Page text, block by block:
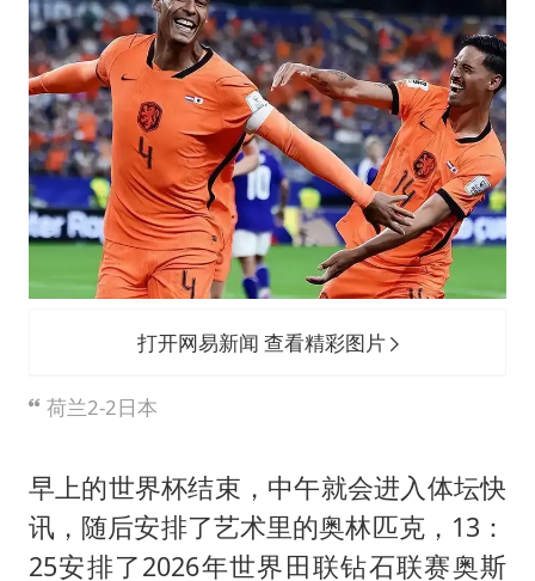
打开网易新闻 查看精彩图片
荷兰2-2日本
早上的世界杯结束，中午就会进入体坛快
讯，随后安排了艺术里的奥林匹克，13：
25安排了2026年世界田联钻石联赛奥斯